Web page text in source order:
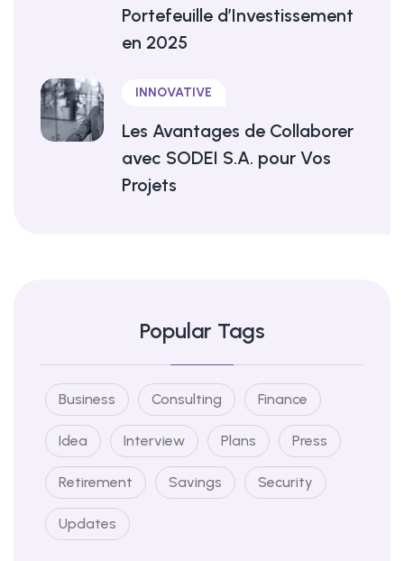
Portefeuille d’Investissement
en 2025
INNOVATIVE
Les Avantages de Collaborer
avec SODEI S.A. pour Vos
Projets
Popular Tags
Business Consulting Finance
Idea Interview Plans Press
Retirement Savings Security
Updates